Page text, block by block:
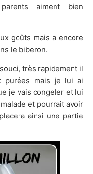
aiment bien
goûts mais a encore
le biberon.
très rapidement il
purées mais je lui ai
je vais congeler et lui
et pourrait avoir
ainsi une partie